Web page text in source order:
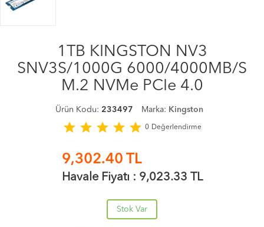
1TB KINGSTON NV3
SNV3S/1000G 6000/4000MB/S
M.2 NVMe PCIe 4.0
Ürün Kodu: 233497 Marka: Kingston
star star star star star 0 Değerlendirme
9,302.40 TL
Havale Fiyatı : 9,023.33 TL
Stok Var